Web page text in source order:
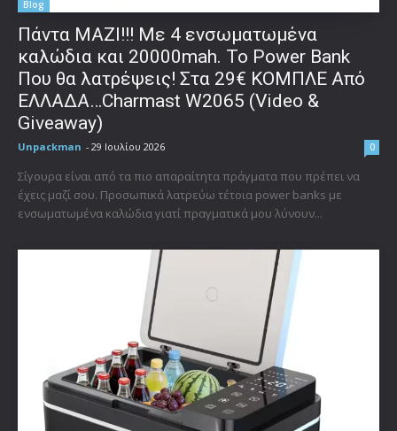
Blog
Πάντα ΜΑΖΙ!!! Με 4 ενσωματωμένα
καλώδια και 20000mah. Το Power Bank
Που θα λατρέψεις! Στα 29€ ΚΟΜΠΛΕ Από
ΕΛΛΑΔΑ…Charmast W2065 (Video &
Giveaway)
Unpackman - 29 Ιουλίου 2026 0
Σίγουρα είναι από τα πιο απαραίτητα πράγματα που πρέπει να
έχεις μαζί σου. Προσωπικά λατρεύω τέτοια power banks με
ενσωματωμένα καλώδια γιατί πραγματικά μου λύνουν...